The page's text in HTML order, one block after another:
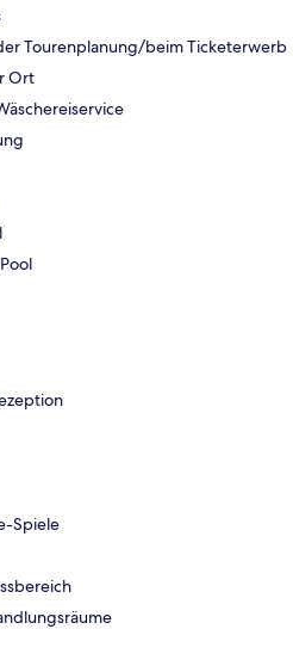
Tourenplanung/beim Ticketerwerb
Ort
Spiele